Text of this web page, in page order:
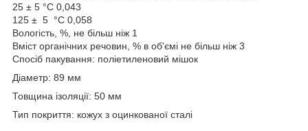
25 ± 5 °С 0,043
125 ± 5 °С 0,058
Вологість, %, не більш ніж 1
Вміст органічних речовин, % в об'ємі не більш ніж 3
Спосіб пакування: поліетиленовий мішок
Діаметр: 89 мм
Товщина ізоляції: 50 мм
Тип покриття: кожух з оцинкованої сталі